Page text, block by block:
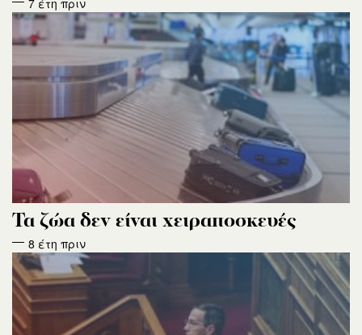
7 έτη πριν
Τα ζώα δεν είναι χειραποσκευές
8 έτη πριν